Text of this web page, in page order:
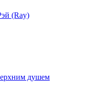
(Ray)